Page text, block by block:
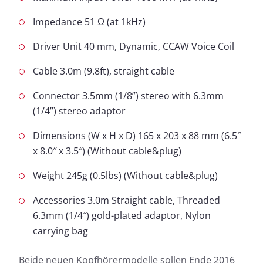
Impedance 51 Ω (at 1kHz)
Driver Unit 40 mm, Dynamic, CCAW Voice Coil
Cable 3.0m (9.8ft), straight cable
Connector 3.5mm (1/8”) stereo with 6.3mm
(1/4”) stereo adaptor
Dimensions (W x H x D) 165 x 203 x 88 mm (6.5″
x 8.0″ x 3.5″) (Without cable&plug)
Weight 245g (0.5lbs) (Without cable&plug)
Accessories 3.0m Straight cable, Threaded
6.3mm (1/4″) gold-plated adaptor, Nylon
carrying bag
Beide neuen Kopfhörermodelle sollen Ende 2016